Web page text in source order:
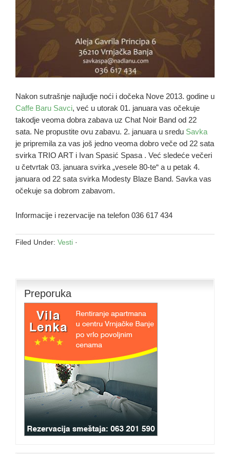
Nakon sutrašnje najludje noći i dočeka Nove 2013. godine u
Caffe Baru Savci, već u utorak 01. januara vas očekuje
takodje veoma dobra zabava uz Chat Noir Band od 22
sata. Ne propustite ovu zabavu. 2. januara u sredu Savka
je pripremila za vas još jedno veoma dobro veče od 22 sata
svirka TRIO ART i Ivan Spasić Spasa . Već sledeće večeri
u četvrtak 03. januara svirka „vesele 80-te“ a u petak 4.
januara od 22 sata svirka Modesty Blaze Band. Savka vas
očekuje sa dobrom zabavom.
Informacije i rezervacije na telefon 036 617 434
Filed Under: Vesti ·
Preporuka